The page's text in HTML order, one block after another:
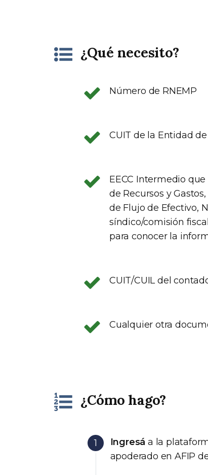
¿Qué necesito?
Número de RNEMP
CUIT de la Entidad
EECC Intermedio
de Recursos y
de Flujo de Efectivo,
síndico/comisión
para conocer la
CUIT/CUIL del
Cualquier otra
¿Cómo hago?
Ingresá a la
apoderado en AFIP